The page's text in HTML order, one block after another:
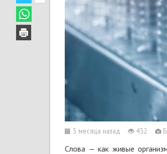
3 месяца назад 432
Слова — как живые